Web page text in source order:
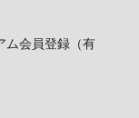
ム会員登録（有